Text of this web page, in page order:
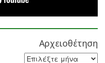
Αρχειοθέτηση
Αρχειοθέτηση